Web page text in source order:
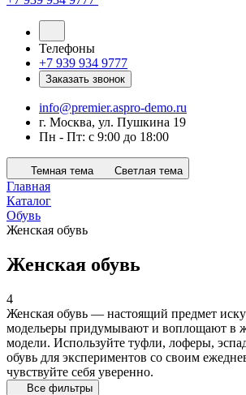
Телефоны
+7 939 934 9777
Заказать звонок
info@premier.aspro-demo.ru
г. Москва, ул. Пушкина 19
Пн - Пт: с 9:00 до 18:00
Темная тема Светлая тема
Главная
Каталог
Обувь
Женская обувь
Женская обувь
4
Женская обувь — настоящий предмет
модельеры придумывают и воплощают в
модели. Используйте туфли, лоферы,
обувь для экспериментов со своим
чувствуйте себя уверенно.
Все фильтры